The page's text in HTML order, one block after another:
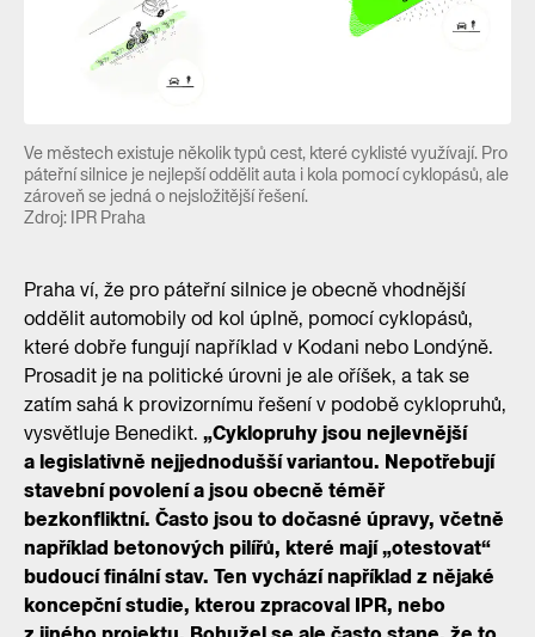
Ve městech existuje několik typů cest, které cyklisté využívají. Pro
páteřní silnice je nejlepší oddělit auta i kola pomocí cyklopásů, ale
zároveň se jedná o nejsložitější řešení.
Zdroj: IPR Praha
Praha ví, že pro páteřní silnice je obecně vhodnější
oddělit automobily od kol úplně, pomocí cyklopásů,
které dobře fungují například v Kodani nebo Londýně.
Prosadit je na politické úrovni je ale oříšek, a tak se
zatím sahá k provizornímu řešení v podobě cyklopruhů,
vysvětluje Benedikt. „Cyklopruhy jsou nejlevnější
a legislativně nejjednodušší variantou. Nepotřebují
stavební povolení a jsou obecně téměř
bezkonfliktní. Často jsou to dočasné úpravy, včetně
například betonových pilířů, které mají „otestovat“
budoucí finální stav. Ten vychází například z nějaké
koncepční studie, kterou zpracoval IPR, nebo